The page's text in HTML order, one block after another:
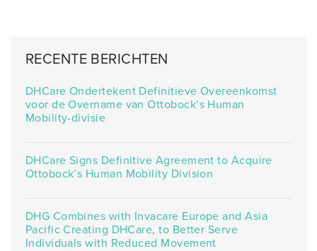
RECENTE BERICHTEN
DHCare Ondertekent Definitieve Overeenkomst
voor de Overname van Ottobock’s Human
Mobility-divisie
DHCare Signs Definitive Agreement to Acquire
Ottobock’s Human Mobility Division
DHG Combines with Invacare Europe and Asia
Pacific Creating DHCare, to Better Serve
Individuals with Reduced Movement